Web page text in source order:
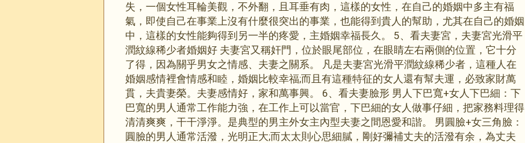
失，一個女性耳輪美觀，不外翻，且耳垂有肉，這樣的女性，在自己的婚姻中多主有福
氣，即使自己在事業上沒有什麼很突出的事業，也能得到貴人的幫助，尤其在自己的婚姻
中，這樣的女性能夠得到另一半的疼愛，主婚姻幸福長久。 5、看夫妻宮，夫妻宮光滑平
潤紋線稀少者婚姻好 夫妻宮又稱奸門，位於眼尾部位，在眼睛左右兩側的位置，它十分
了得，因為關乎男女之情感、夫妻之關系。 凡是夫妻宮光滑平潤紋線稀少者，這種人在
婚姻感情裡會情感和睦，婚姻比較幸福;而且有這種特征的女人還有幫夫運，必致家財萬
貫，夫貴妻榮。夫妻感情好，家和萬事興。 6、看夫妻臉形 男人下巴寬+女人下巴細：下
巴寬的男人通常工作能力強，在工作上可以當官，下巴細的女人做事仔細，把家務料理得
清清爽爽，干干淨淨。是典型的男主外女主內型夫妻之間恩愛和諧。 男圓臉+女三角臉：
圓臉的男人通常活潑，光明正大;而太太則心思細膩，剛好彌補丈夫的活潑有余，為丈夫